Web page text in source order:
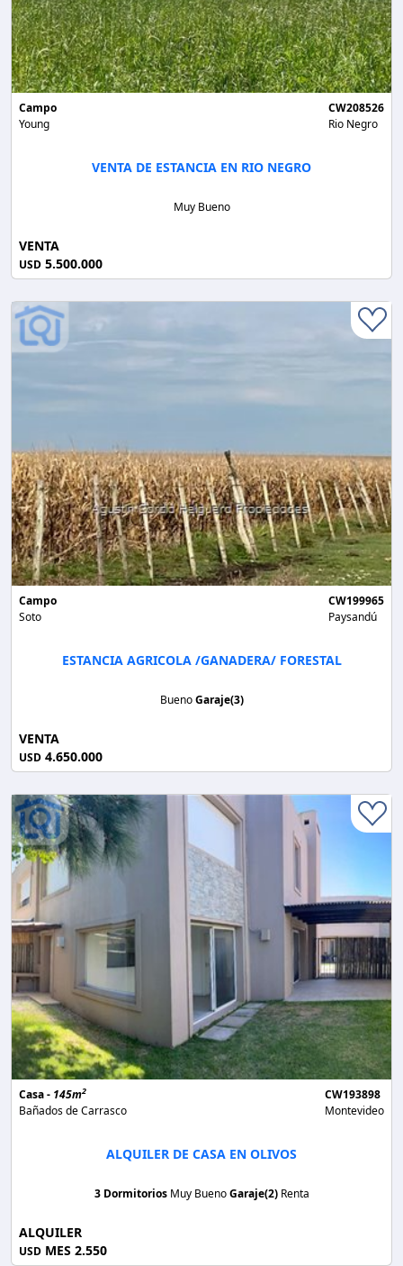
Campo
Young
CW208526
Rio Negro
VENTA DE ESTANCIA EN RIO NEGRO
Muy Bueno
VENTA
USD 5.500.000
Campo
Soto
CW199965
Paysandú
ESTANCIA AGRICOLA /GANADERA/ FORESTAL
BuenoGaraje(3)
VENTA
USD 4.650.000
Casa - 145m2
Bañados de Carrasco
CW193898
Montevideo
ALQUILER DE CASA EN OLIVOS
3 Dormitorios Muy BuenoGaraje(2)Renta
ALQUILER
USD MES 2.550